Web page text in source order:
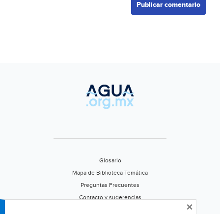
Glosario
Mapa de Biblioteca Temática
Preguntas Frecuentes
Contacto y sugerencias
×